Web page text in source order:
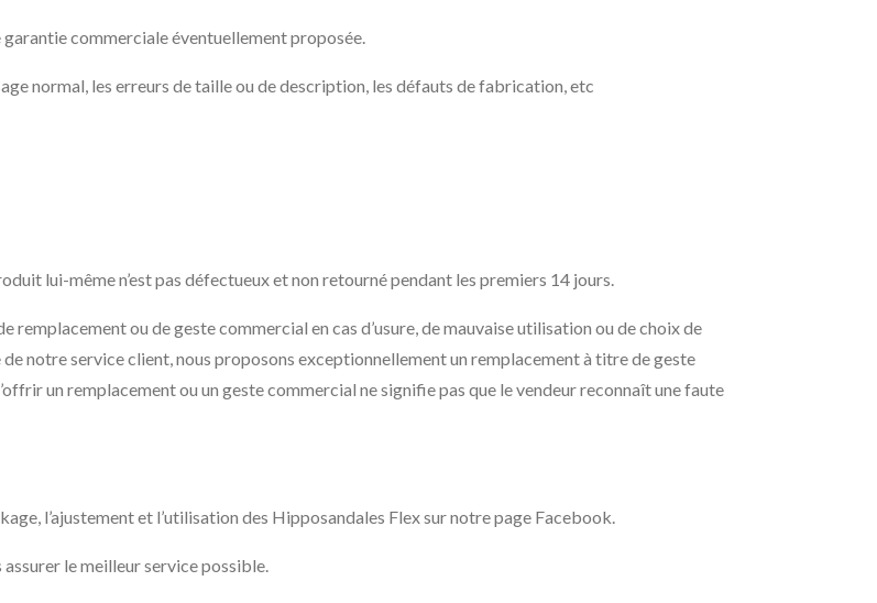
commerciale éventuellement proposée.
normal, les erreurs de taille ou de description, les défauts de fabrication, etc
lui-même n’est pas défectueux et non retourné pendant les premiers 14 jours.
remplacement ou de geste commercial en cas d’usure, de mauvaise utilisation ou de choix de
notre service client, nous proposons exceptionnellement un remplacement à titre de geste
un remplacement ou un geste commercial ne signifie pas que le vendeur reconnaît une faute
l’ajustement et l’utilisation des Hipposandales Flex sur notre page Facebook.
le meilleur service possible.